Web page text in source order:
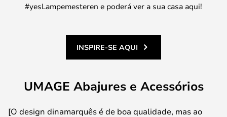
#yesLampemesteren e poderá ver a sua casa aqui!
INSPIRE-SE AQUI
UMAGE Abajures e Acessórios
[O design dinamarquês é de boa qualidade, mas ao